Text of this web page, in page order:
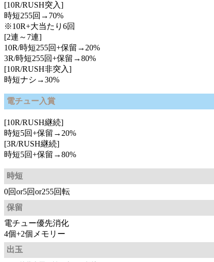
[10R/RUSH突入]
時短255回→70%
※10R+大当たり6回
[2連～7連]
10R/時短255回+保留→20%
3R/時短255回+保留→80%
[10R/RUSH非突入]
時短ナシ→30%
電チュー入賞
[10R/RUSH継続]
時短5回+保留→20%
[3R/RUSH継続]
時短5回+保留→80%
時短
0回or5回or255回転
保留
電チュー優先消化
4個+2個メモリー
出玉